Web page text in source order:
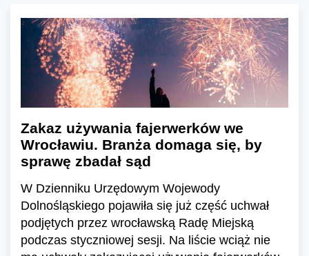
Zakaz używania fajerwerków we
Wrocławiu. Branża domaga się, by
sprawę zbadał sąd
W Dzienniku Urzędowym Wojewody
Dolnośląskiego pojawiła się już część uchwał
podjętych przez wrocławską Radę Miejską
podczas styczniowej sesji. Na liście wciąż nie